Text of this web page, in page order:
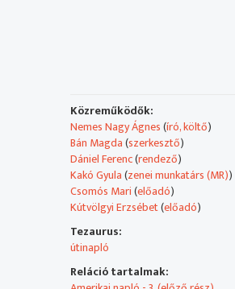
Közreműködők:
Nemes Nagy Ágnes(író, költő)
Bán Magda(szerkesztő)
Dániel Ferenc(rendező)
Kakó Gyula(zenei munkatárs (MR))
Csomós Mari(előadó)
Kútvölgyi Erzsébet(előadó)
Tezaurus:
útinapló
Reláció tartalmak: